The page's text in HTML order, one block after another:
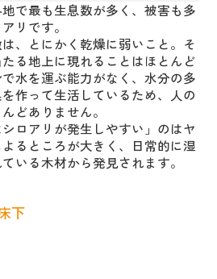
で最も生息数が多く、被害も多
リです。
、とにかく乾燥に弱いこと。そ
る地上に現れることはほとんど
水を運ぶ能力がなく、水分の多
作って生活しているため、人の
どありません。
シロアリが発生しやすい」のはヤ
るところが大きく、日常的に湿
いる木材から発見されます。
下